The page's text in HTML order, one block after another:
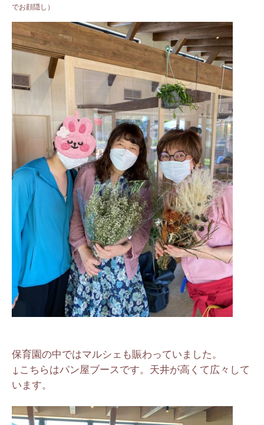
でお顔隠し）
保育園の中ではマルシェも賑わっていました。
↓こちらはパン屋ブースです。天井が高くて広々して
います。